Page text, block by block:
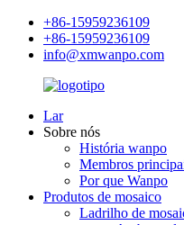
+86-15959236109
+86-15959236109
info@xmwanpo.com
Lar
Sobre nós
História wanpo
Membros
Por que Wanpo
Produtos de mosaico
Ladrilho de